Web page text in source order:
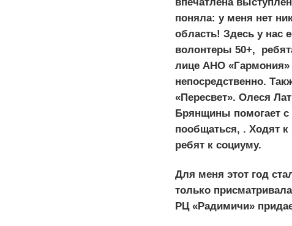
впечатлена
поняла: у меня нет
область! Здесь у нас
волонтеры 50+,
лице АНО «Гармония»
непосредственно.
«Пересвет». Олеся
Брянщины помогает
пообщаться, . Ходят к
ребят к социуму.
Для меня этот год
только
РЦ «Радимичи»